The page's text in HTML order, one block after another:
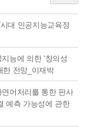
대 인공지능교육정
능에 의한 ‘창의성
한 전망_이재박
어처리를 통한 판사
예측 가능성에 관한